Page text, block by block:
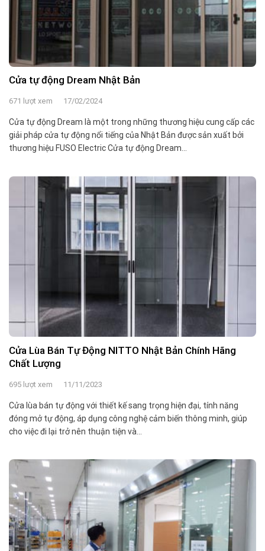
Cửa tự động Dream Nhật Bản
671 lượt xem 17/02/2024
Cửa tự động Dream là một trong những thương hiệu cung cấp các
giải pháp cửa tự động nổi tiếng của Nhật Bản được sản xuất bởi
thương hiệu FUSO Electric Cửa tự động Dream...
Cửa Lùa Bán Tự Động NITTO Nhật Bản Chính Hãng
Chất Lượng
695 lượt xem 11/11/2023
Cửa lùa bán tự động với thiết kế sang trọng hiện đại, tính năng
đóng mở tự động, áp dụng công nghệ cảm biến thông minh, giúp
cho việc đi lại trở nên thuận tiện và...